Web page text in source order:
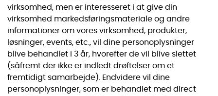
virksomhed, men er interesseret i at give din
virksomhed markedsføringsmateriale og andre
informationer om vores virksomhed, produkter,
løsninger, events, etc., vil dine personoplysninger
blive behandlet i 3 år, hvorefter de vil blive slettet
(såfremt der ikke er indledt drøftelser om et
fremtidigt samarbejde). Endvidere vil dine
personoplysninger, som er behandlet med direct